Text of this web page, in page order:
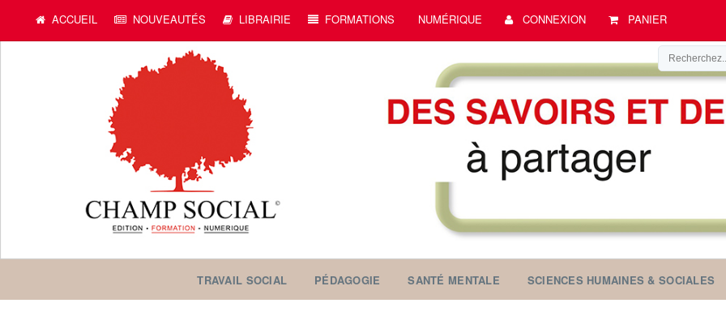
ACCUEIL NOUVEAUTÉS LIBRAIRIE FORMATIONS NUMÉRIQUE CONNEXION PANIER
TRAVAIL SOCIAL PÉDAGOGIE SANTÉ MENTALE SCIENCES HUMAINES & SOCIALES